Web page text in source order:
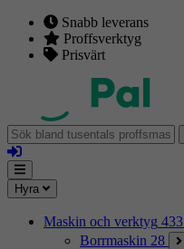
Snabb leverans
Proffsverktyg
Prisvärt
Sök
bland
tusentals
proffsmaskiner
Logga
in
Mina
sidor
Meny
Hyra
Maskin och verktyg 433
Borrmaskin 28